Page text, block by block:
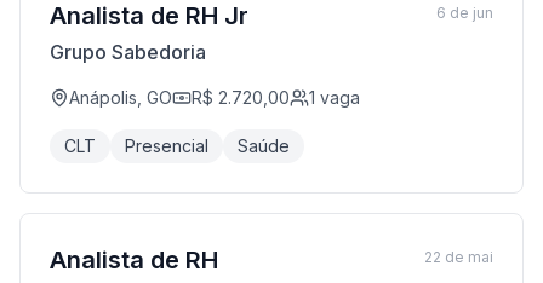
Analista de RH Jr
Grupo Sabedoria
Anápolis, GO R$ 2.720,00 1 vaga
CLT Presencial Saúde
6 de jun
Analista de RH 22 de mai